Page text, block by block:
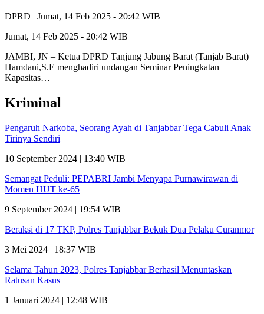
DPRD | Jumat, 14 Feb 2025 - 20:42 WIB
Jumat, 14 Feb 2025 - 20:42 WIB
JAMBI, JN – Ketua DPRD Tanjung Jabung Barat (Tanjab Barat)
Hamdani,S.E menghadiri undangan Seminar Peningkatan
Kapasitas…
Kriminal
Pengaruh Narkoba, Seorang Ayah di Tanjabbar Tega Cabuli Anak
Tirinya Sendiri
10 September 2024 | 13:40 WIB
Semangat Peduli: PEPABRI Jambi Menyapa Purnawirawan di
Momen HUT ke-65
9 September 2024 | 19:54 WIB
Beraksi di 17 TKP, Polres Tanjabbar Bekuk Dua Pelaku Curanmor
3 Mei 2024 | 18:37 WIB
Selama Tahun 2023, Polres Tanjabbar Berhasil Menuntaskan
Ratusan Kasus
1 Januari 2024 | 12:48 WIB